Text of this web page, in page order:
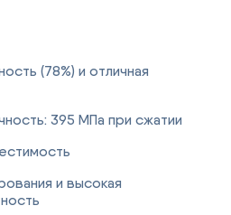
(78%) и отличная
395 МПа при сжатии
и высокая